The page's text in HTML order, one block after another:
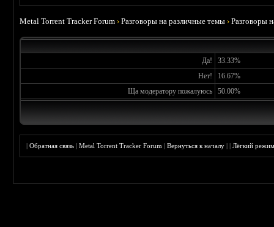
Metal Torrent Tracker Forum ›Разговоры на различные темы ›Разговоры
Да!
33.33%
Нет!
16.67%
Ща модератору пожалуюсь
50.00%
|Обратная связь |Metal Torrent Tracker Forum |Вернуться к началу ||Лёгкий